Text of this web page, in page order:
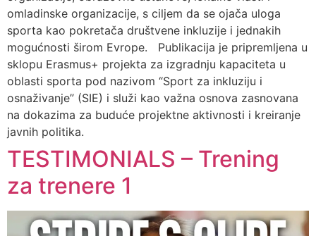
omladinske organizacije, s ciljem da se ojača uloga
sporta kao pokretača društvene inkluzije i jednakih
mogućnosti širom Evrope. Publikacija je pripremljena u
sklopu Erasmus+ projekta za izgradnju kapaciteta u
oblasti sporta pod nazivom “Sport za inkluziju i
osnaživanje” (SIE) i služi kao važna osnova zasnovana
na dokazima za buduće projektne aktivnosti i kreiranje
javnih politika.
TESTIMONIALS – Trening
za trenere 1